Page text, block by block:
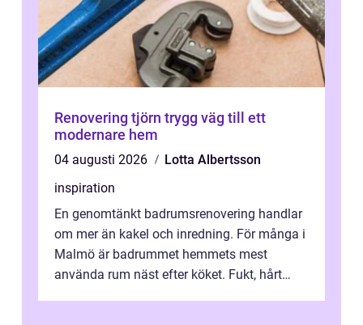
Renovering tjörn trygg väg till ett
modernare hem
04 augusti 2026
Lotta Albertsson
inspiration
En genomtänkt badrumsrenovering handlar
om mer än kakel och inredning. För många i
Malmö är badrummet hemmets mest
använda rum näst efter köket. Fukt, hårt